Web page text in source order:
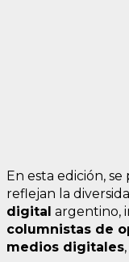
En esta edición,
reflejan la
digital argentino,
columnistas de
medios digitales